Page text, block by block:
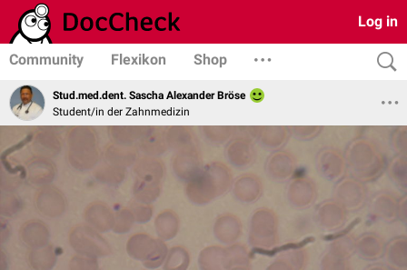
Log in
Community Flexikon Shop
Stud.med.dent. Sascha Alexander Bröse
Student/in der Zahnmedizin